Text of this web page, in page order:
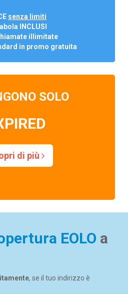
senza limiti
INCLUSI
illimitate
in promo gratuita
SOLO
di più
EOLO a
, se il tuo indirizzo è